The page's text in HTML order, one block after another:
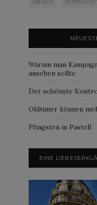
UNIQLO
Warum man
ansehen sollte
Der schönste
Oldtimer können
Pfingsten in Pastell
EINE